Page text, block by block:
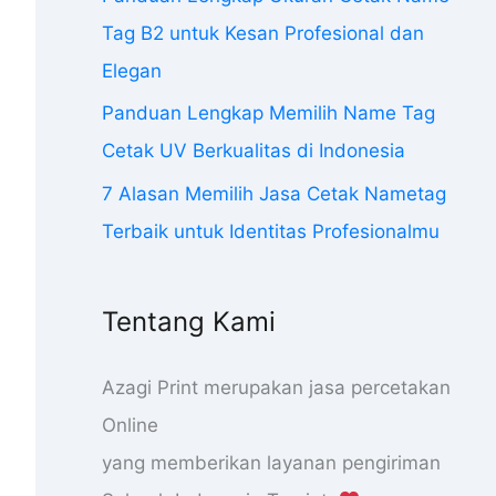
Tag B2 untuk Kesan Profesional dan
Elegan
Panduan Lengkap Memilih Name Tag
Cetak UV Berkualitas di Indonesia
7 Alasan Memilih Jasa Cetak Nametag
Terbaik untuk Identitas Profesionalmu
Tentang Kami
Azagi Print merupakan jasa percetakan
Online
yang memberikan layanan pengiriman